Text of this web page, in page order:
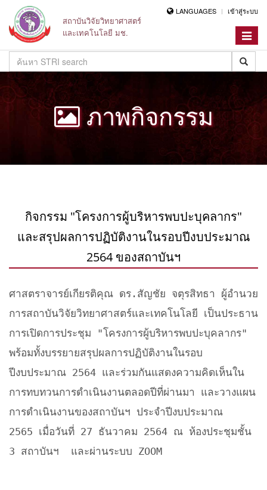
สถาบันวิจัยวิทยาศาสตร์
และเทคโนโลยี มช.
LANGUAGES เข้าสู่ระบบ
Toggle
ภาพกิจกรรม
กิจกรรม "โครงการผู้บริหารพบปะบุคลากร"
และสรุปผลการปฏิบัติงานในรอบปีงบประมาณ
2564 ของสถาบันฯ
ศาสตราจารย์เกียรติคุณ ดร.สัญชัย จตุรสิทธา ผู้อำนวย
การสถาบันวิจัยวิทยาศาสตร์และเทคโนโลยี เป็นประธาน
การเปิดการประชุม "โครงการผู้บริหารพบปะบุคลากร"
พร้อมทั้งบรรยายสรุปผลการปฏิบัติงานในรอบ
ปีงบประมาณ 2564 และร่วมกันแสดงความคิดเห็นใน
การทบทวนการดำเนินงานตลอดปีที่ผ่านมา และวางแผน
การดำเนินงานของสถาบันฯ ประจำปีงบประมาณ
2565 เมื่อวันที่ 27 ธันวาคม 2564 ณ ห้องประชุมชั้น
3 สถาบันฯ และผ่านระบบ ZOOM